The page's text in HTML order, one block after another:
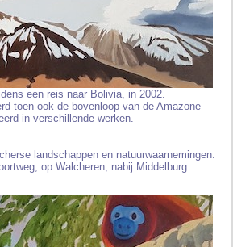
een reis naar Bolivia, in 2002.
toen ook de bovenloop van de Amazone
in verschillende werken.
landschappen en natuurwaarnemingen.
op Walcheren, nabij Middelburg.